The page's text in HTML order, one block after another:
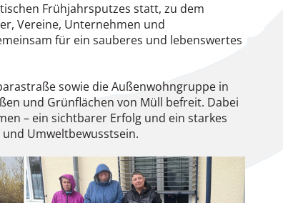
Frühjahrsputzes statt, zu dem
Vereine, Unternehmen und
für ein sauberes und lebenswertes
sowie die Außenwohngruppe in
und Grünflächen von Müll befreit. Dabei
– ein sichtbarer Erfolg und ein starkes
Umweltbewusstsein.